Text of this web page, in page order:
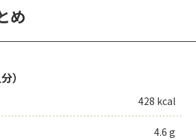
め
）
428 kcal
4.6 g